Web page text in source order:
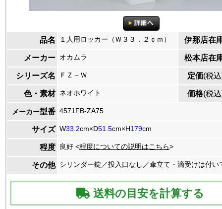
品名 １人用ロッカー（Ｗ３３．２ｃｍ） 伊那店在
メーカー オカムラ 松本店在
シリーズ名 ＦＺ－Ｗ 定価(税
色・素材 ネオホワイト 価格(税
メーカー型番 4571FB-ZA75
サイズ W33.2cm×D51.5cm×H179cm
程度 良好 <程度についての説明はこちら>
その他 シリンダー錠／投入口なし／傘立て・滴受けは付い
送料の目安を計算する